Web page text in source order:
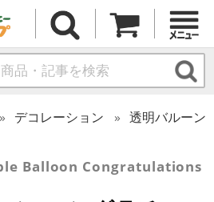
デコレーション
透明バルーン
Balloon Congratulations